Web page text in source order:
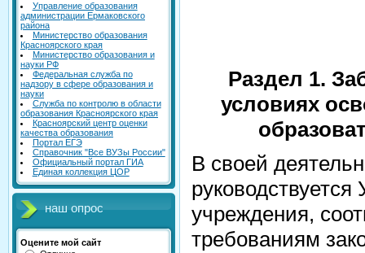
Управление образования
администрации Ермаковского
района
Министерство образования
Красноярского края
Министерство образования и
науки РФ
Федеральная служба по
надзору в сфере образования и
науки
Служба по контролю в области
образования Красноярского края
Красноярский центр оценки
качества образования
Портал ЕГЭ
Справочник "Все ВУЗы России"
Официальный портал ГИА
Единая коллекция ЦОР
наш опрос
Оцените мой сайт
Раздел 1.
условиях
В своей
руководствуется
учреждения,
требованиям